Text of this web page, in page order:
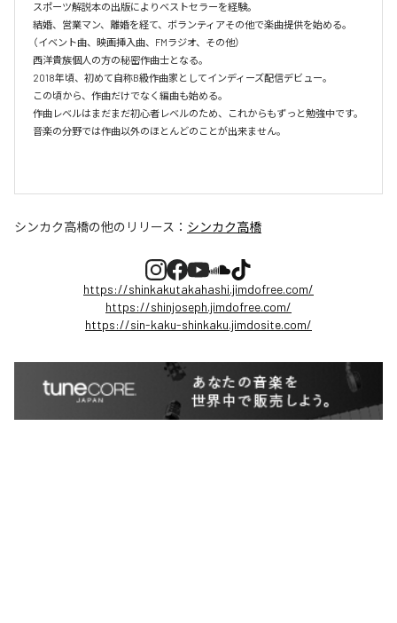
スポーツ解説本の出版によりベストセラーを経験。
結婚、営業マン、離婚を経て、ボランティアその他で楽曲提供を始める。
（イベント曲、映画挿入曲、FMラジオ、その他）
西洋貴族個人の方の秘密作曲士となる。
2018年頃、初めて自称B級作曲家としてインディーズ配信デビュー。
この頃から、作曲だけでなく編曲も始める。
作曲レベルはまだまだ初心者レベルのため、これからもずっと勉強中です。
音楽の分野では作曲以外のほとんどのことが出来ません。
シンカク高橋の他のリリース： シンカク高橋
https://shinkakutakahashi.jimdofree.com/
https://shinjoseph.jimdofree.com/
https://sin-kaku-shinkaku.jimdosite.com/